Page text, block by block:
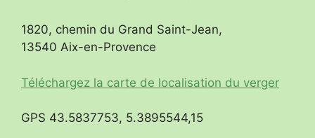
1820, chemin du Grand Saint-Jean,
13540 Aix-en-Provence
Téléchargez la carte de localisation du verger
GPS 43.5837753, 5.3895544,15